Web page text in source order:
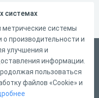
системах
метрические системы
производительности и
улучшения и
информации.
пользоваться
файлов «Cookie» и